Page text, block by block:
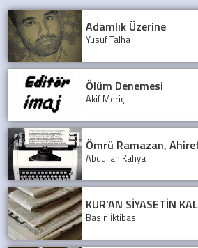
Adamlık Üzerine
Yusuf Talha
Ölüm Denemesi
Akif Meriç
Ömrü Ramazan,
Abdullah Kahya
KUR'AN SİYASETİN
Basın İktibas